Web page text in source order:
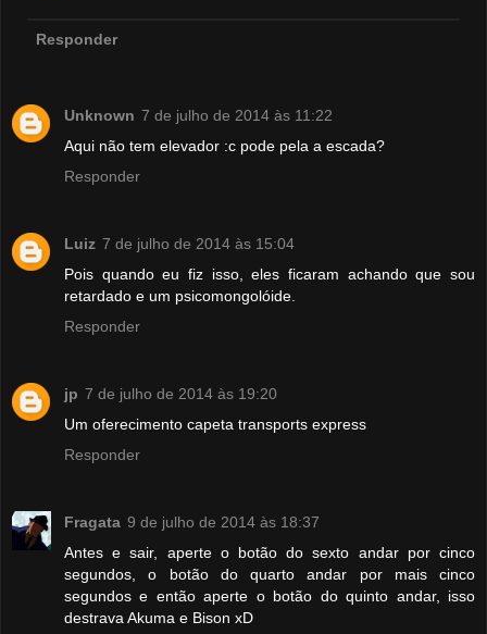
Responder
Unknown 7 de julho de 2014 às 11:22
Aqui não tem elevador :c pode pela a escada?
Responder
Luiz 7 de julho de 2014 às 15:04
Pois quando eu fiz isso, eles ficaram achando que sou
retardado e um psicomongolóide.
Responder
jp 7 de julho de 2014 às 19:20
Um oferecimento capeta transports express
Responder
Fragata 9 de julho de 2014 às 18:37
Antes e sair, aperte o botão do sexto andar por cinco
segundos, o botão do quarto andar por mais cinco
segundos e então aperte o botão do quinto andar, isso
destrava Akuma e Bison xD